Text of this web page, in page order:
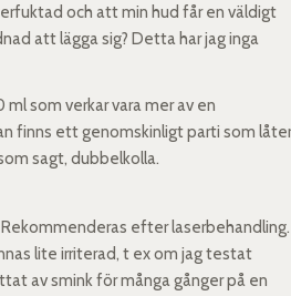
och att min hud får en väldigt
att lägga sig? Detta har jag inga
som verkar vara mer av en
finns ett genomskinligt parti som
sagt, dubbelkolla.
Rekommenderas efter
lite irriterad, t ex om jag testat
av smink för många gånger på en